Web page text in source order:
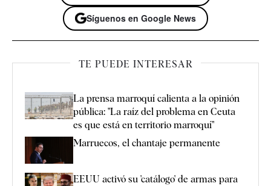
Síguenos en Google News
TE PUEDE INTERESAR
La prensa marroquí calienta a la opinión
pública: "La raíz del problema en Ceuta
es que está en territorio marroquí"
Marruecos, el chantaje permanente
EEUU activó su 'catálogo' de armas para